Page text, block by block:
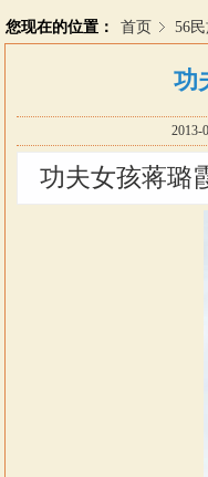
您现在的位置： 首页 56
功
2013-
功夫女孩蒋璐